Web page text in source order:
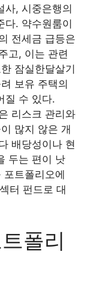
사, 시중은행의
다. 약수원룸이
전세금 급등은
고, 이는 관련
잠실한달살기
보유 주택의
질 수 있다.
리스크 관리와
많지 않은 개
배당성이나 현
두는 편이 낫
트폴리오에
터 펀드로 대
폴리